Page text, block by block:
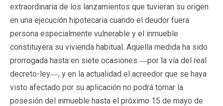
extraordinaria de los lanzamientos que tuvieran su origen
en una ejecución hipotecaria cuando el deudor fuera
persona especialmente vulnerable y el inmueble
constituyera su vivienda habitual. Aquella medida ha sido
prorrogada hasta en siete ocasiones ―por la vía del real
decreto-ley―, y en la actualidad el acreedor que se haya
visto afectado por su aplicación no podrá tomar la
posesión del inmueble hasta el próximo 15 de mayo de